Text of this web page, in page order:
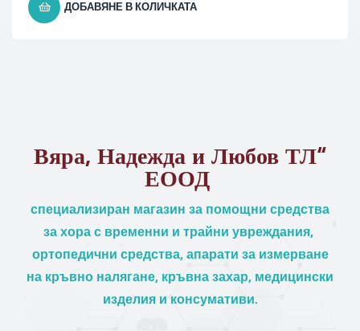
ДОБАВЯНЕ В КОЛИЧКАТА
Вяра, Надежда и Любов ТЛ“
ЕООД
специализиран магазин за помощни средства
за хора с временни и трайни увреждания,
ортопедични средства, апарати за измерване
на кръвно налягане, кръвна захар, медицински
изделия и консумативи.